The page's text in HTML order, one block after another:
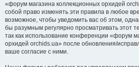
«форум магазина коллекционных орхидей
собой право изменять эти правила в любое
возможное, чтобы уведомить вас об этом,
бы разумным регулярно просматривать этот
так как использование конференции «форум
орхидей orchids.ua» после обновления/
ваше согласие с ними.